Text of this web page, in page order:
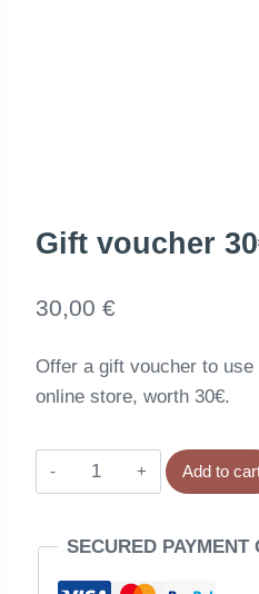
Gift voucher
30,00 €
Offer a gift voucher to
online store, worth 30€.
Bon
cadeau
quantity
Add to
SECURED PAYMENT